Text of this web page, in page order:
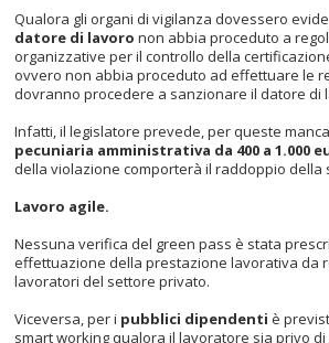
Qualora gli organi di vigilanza dovessero
datore di lavoro non abbia proceduto a
organizzative per il controllo della
ovvero non abbia proceduto ad effettuare le
dovranno procedere a sanzionare il datore di
Infatti, il legislatore prevede, per queste
pecuniaria amministrativa da 400 a 1.000
della violazione comporterà il raddoppio della
Lavoro agile.
Nessuna verifica del green pass è stata
effettuazione della prestazione lavorativa da
lavoratori del settore privato.
Viceversa, per i pubblici dipendenti è
smart working qualora il lavoratore sia privo